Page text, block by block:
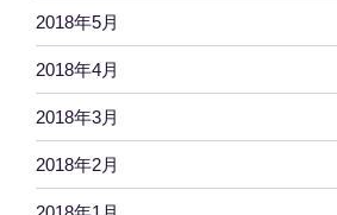
2018年5月
2018年4月
2018年3月
2018年2月